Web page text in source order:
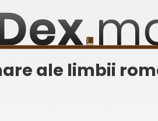
ale limbii